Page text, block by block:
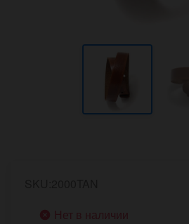
Нет в наличии